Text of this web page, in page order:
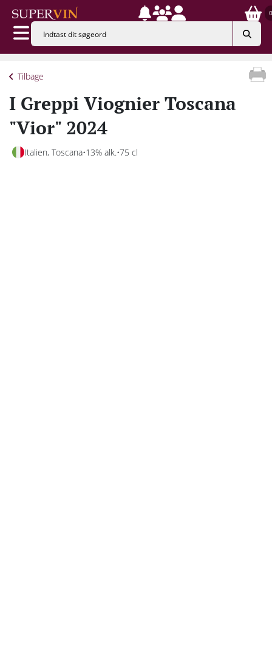
0
Tilbage
I Greppi Viognier Toscana
"Vior" 2024
Italien, Toscana 13% alk. 75 cl